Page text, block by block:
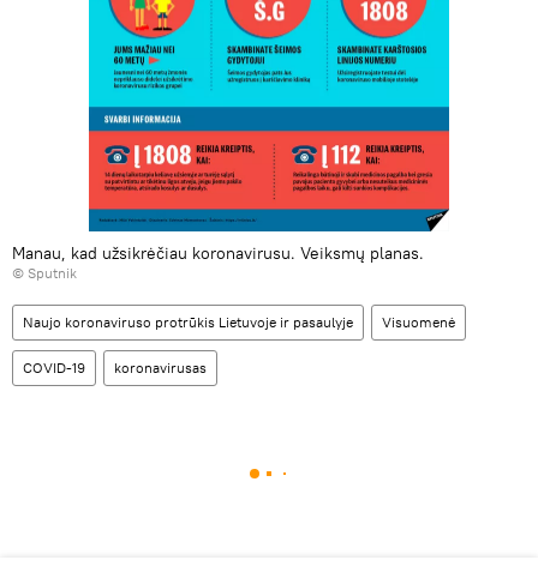
Manau, kad užsikrėčiau koronavirusu. Veiksmų planas.
© Sputnik
Naujo koronaviruso protrūkis Lietuvoje ir pasaulyje Visuomenė
COVID-19 koronavirusas